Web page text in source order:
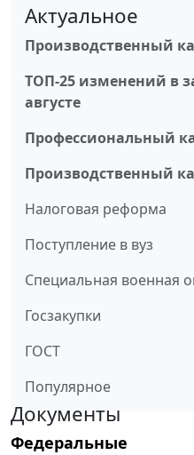
Актуальное
Производственный
ТОП-25 изменений в
августе
Профессиональный
Производственный
Налоговая реформа
Поступление в вуз
Специальная военная
Госзакупки
ГОСТ
Популярное
Документы
Федеральные